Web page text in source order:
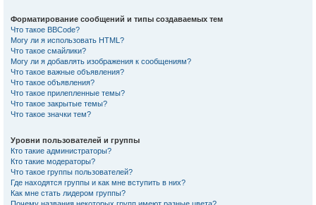
Форматирование сообщений и типы создаваемых тем
Что такое BBCode?
Могу ли я использовать HTML?
Что такое смайлики?
Могу ли я добавлять изображения к сообщениям?
Что такое важные объявления?
Что такое объявления?
Что такое прилепленные темы?
Что такое закрытые темы?
Что такое значки тем?
Уровни пользователей и группы
Кто такие администраторы?
Кто такие модераторы?
Что такое группы пользователей?
Где находятся группы и как мне вступить в них?
Как мне стать лидером группы?